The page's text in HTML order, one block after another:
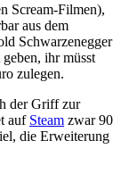
Scream-Filmen),
aus dem
Schwarzenegger
ihr müsst
zulegen.
der Griff zur
auf Steam zwar 90
die Erweiterung